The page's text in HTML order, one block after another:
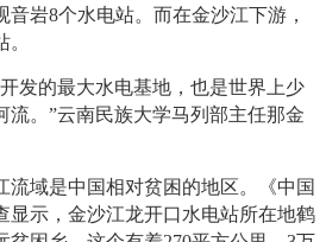
岩8个水电站。而在金沙江下游，
的最大水电基地，也是世界上少
流。”云南民族大学马列部主任那金
域是中国相对贫困的地区。《中国
显示，金沙江龙开口水电站所在地鹤